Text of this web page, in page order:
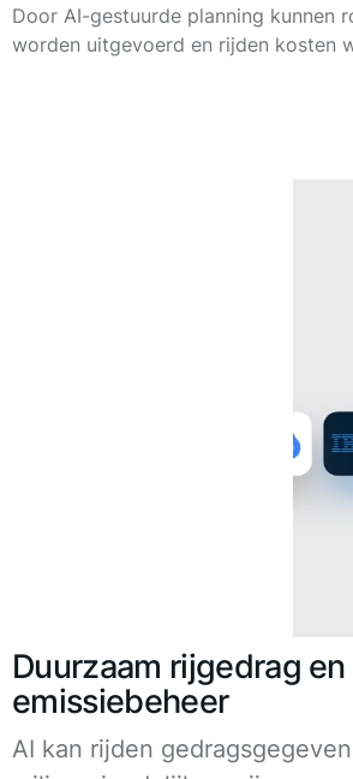
Door AI-gestuurde planning kunnen
worden uitgevoerd en rijden kosten
Duurzaam rijgedrag en
emissiebeheer
AI kan rijden